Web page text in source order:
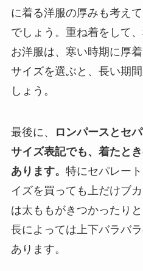
に着る洋服の厚みも考え
でしょう。重ね着をして
お洋服は、寒い時期に厚
サイズを選ぶと、長い期
しょう。
最後に、
ロンパースとセ
サイズ表記でも、着たと
あります。 特にセパレー
イズを買っても上だけブ
は太ももがきつかったり
長によっては上下バラバ
あります。